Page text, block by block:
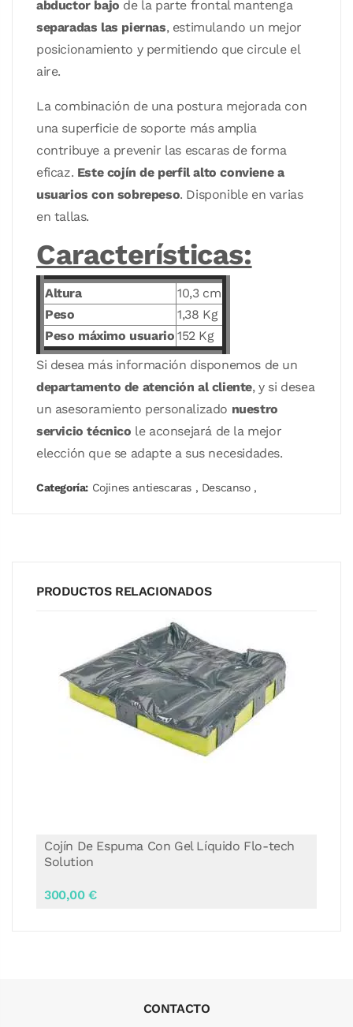
abductor bajo de la parte frontal mantenga
separadas las piernas, estimulando un mejor
posicionamiento y permitiendo que circule el
aire.
La combinación de una postura mejorada con
una superficie de soporte más amplia
contribuye a prevenir las escaras de forma
eficaz. Este cojín de perfil alto conviene a
usuarios con sobrepeso. Disponible en varias
en tallas.
Características:
Altura
10,3 cm
Peso
1,38 Kg
Peso máximo usuario 152 Kg
Si desea más información disponemos de un
departamento de atención al cliente, y si desea
un asesoramiento personalizado nuestro
servicio técnico le aconsejará de la mejor
elección que se adapte a sus necesidades.
Categoría: Cojines antiescaras , Descanso,
PRODUCTOS RELACIONADOS
Cojín De Espuma Con Gel Líquido Flo-tech
Solution
300,00 €
CONTACTO